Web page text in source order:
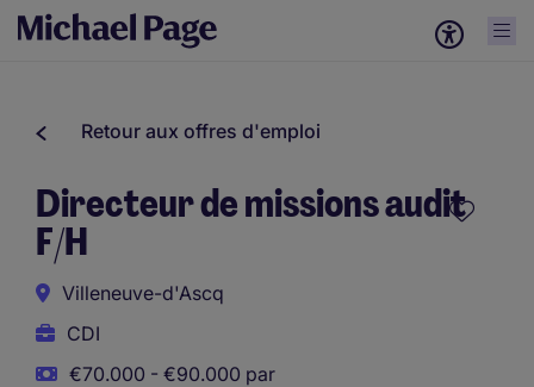
Retour aux offres d'emploi
Directeur de missions audit
F/H
Villeneuve-d'Ascq
CDI
€70.000 - €90.000 par